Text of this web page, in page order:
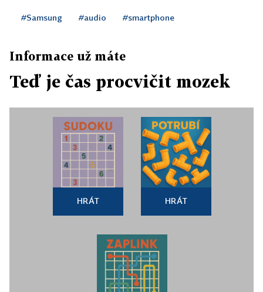
#Samsung #audio #smartphone
Informace už máte
Teď je čas procvičit mozek
HRÁT HRÁT